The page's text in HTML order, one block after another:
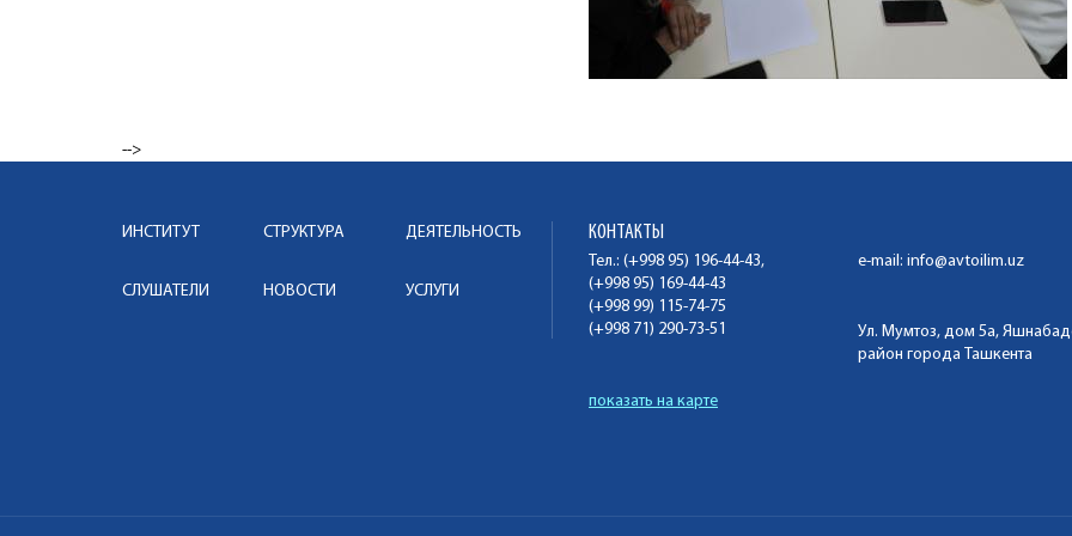
-->
ИНСТИТУТ СТРУКТУРА ДЕЯТЕЛЬНОСТЬ
СЛУШАТЕЛИ НОВОСТИ УСЛУГИ
КОНТАКТЫ
Тел.: (+998 95) 196-44-43,
(+998 95) 169-44-43
(+998 99) 115-74-75
(+998 71) 290-73-51
e-mail: info@avtoilim.uz
Ул. Мумтоз, дом 5а,
район города Ташкента
показать на карте